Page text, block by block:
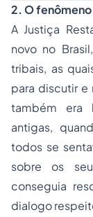
2. O
A Justiça
novo no
tribais, as
para discutir e
também era
antigas,
todos se
sobre os
conseguia
dialogo